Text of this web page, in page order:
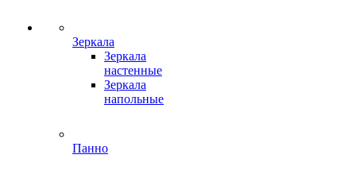
Зеркала
Зеркала
настенные
Зеркала
напольные
Панно